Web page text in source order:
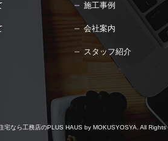
施工事例
会社案内
スタッフ紹介
宅なら工務店のPLUS HAUS by MOKUSYOSYA. All Rights